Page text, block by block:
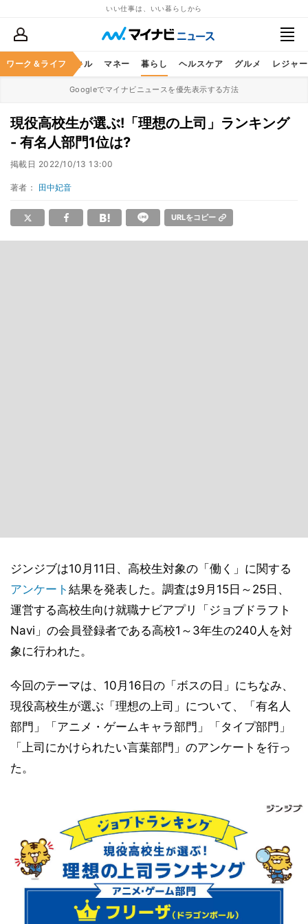
いい仕事は、いい暮らしから
ワーク＆ライフ
ア ビジネススキル マネー 暮らし ヘルスケア グルメ レジャー
Googleでマイナビニュースを優先表示する方法
現役高校生が選ぶ!「理想の上司」ランキング
- 有名人部門1位は?
掲載日 2022/10/13 13:00
著者： 田中妃音
URLをコピー
ジンジブは10月11日、高校生対象の「働く」に関する
アンケート 結果を発表した。調査は9月15日～25日、
運営する高校生向け就職ナビアプリ「ジョブドラフト
Navi」の会員登録者である高校1～3年生の240人を対
象に行われた。
今回のテーマは、10月16日の「ボスの日」にちなみ、
現役高校生が選ぶ「理想の上司」について、「有名人
部門」「アニメ・ゲームキャラ部門」「タイプ部門」
「上司にかけられたい言葉部門」のアンケートを行っ
た。